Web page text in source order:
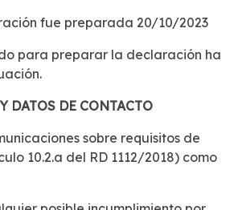
fue preparada 20/10/2023
para preparar la declaración ha
DATOS DE CONTACTO
sobre requisitos de
10.2.a del RD 1112/2018) como